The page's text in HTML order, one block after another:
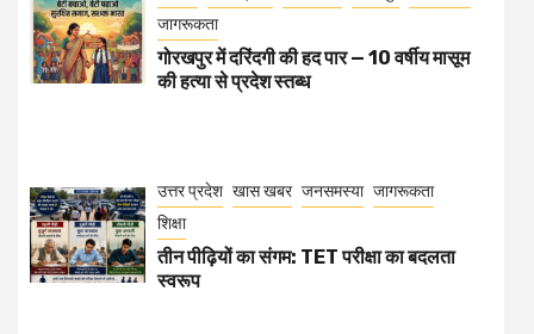
जागरूकता
गोरखपुर में दरिंदगी की हद पार — 10 वर्षीय मासूम
की हत्या से प्रदेश स्तब्ध
उत्तर प्रदेश खास खबर जनसमस्या जागरूकता
शिक्षा
तीन पीढ़ियों का संगम: TET परीक्षा का बदलता
स्वरूप